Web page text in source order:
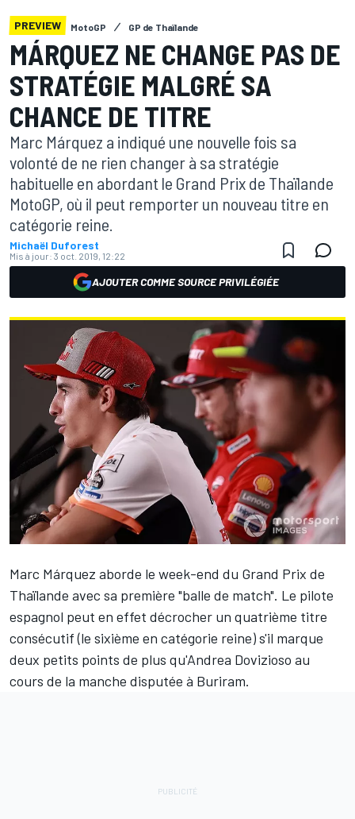
PREVIEW MotoGP GP de Thaïlande
MÁRQUEZ NE CHANGE PAS DE
STRATÉGIE MALGRÉ SA
CHANCE DE TITRE
Marc Márquez a indiqué une nouvelle fois sa
volonté de ne rien changer à sa stratégie
habituelle en abordant le Grand Prix de Thaïlande
MotoGP, où il peut remporter un nouveau titre en
catégorie reine.
Michaël Duforest
Mis à jour: 3 oct. 2019, 12:22
AJOUTER COMME SOURCE PRIVILÉGIÉE
Marc Márquez aborde le week-end du Grand Prix de
Thaïlande avec sa première "balle de match". Le pilote
espagnol peut en effet décrocher un quatrième titre
consécutif (le sixième en catégorie reine) s'il marque
deux petits points de plus qu'Andrea Dovizioso au
cours de la manche disputée à Buriram.